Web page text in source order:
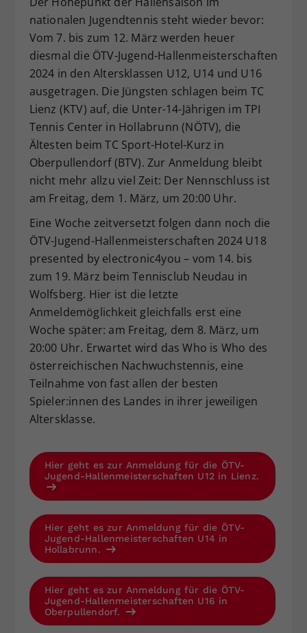
nationalen Jugendtennis steht wieder bevor:
Vom 7. bis zum 12. März werden heuer
diesmal die ÖTV-Jugend-Hallenmeisterschaften
2024 in den Altersklassen U12, U14 und U16
ausgetragen. Die Jüngsten schlagen beim TC
Lienz (KTV) auf, die Unter-14-Jährigen im TPI
Tennis Center in Hollabrunn (NÖTV), die
Ältesten beim TC Sport-Hotel-Kurz in
Oberpullendorf (BTV). Zur Anmeldung bleibt
nicht mehr allzu viel Zeit: Der Nennschluss ist
am Freitag, dem 1. März, um 20:00 Uhr.
Eine Woche zeitversetzt folgen dann noch die
ÖTV-Jugend-Hallenmeisterschaften 2024 U18
presented by electronic4you – vom 14. bis
zum 19. März beim Tennisclub Neudau in
Wolfsberg. Hier ist die letzte
Anmeldemöglichkeit gleichfalls erst eine
Woche später: am Freitag, dem 8. März, um
20:00 Uhr. Erwartet wird das Who is Who des
österreichischen Nachwuchstennis, eine
Teilnahme von fast allen der besten
Spieler:innen des Landes in ihrer jeweiligen
Altersklasse.
Hier geht es zur Anmeldung für die ÖTV-
Jugend-Hallenmeisterschaften U12 in Lienz.
Hier geht es zur Anmeldung für die ÖTV-
Jugend-Hallenmeisterschaften U14 in
Hollabrunn.
Hier geht es zur Anmeldung für die ÖTV-
Jugend-Hallenmeisterschaften U16 in
Oberpullendorf.
Zweck
Dieser Wert speichert Ihre Consent-
Einstellungen. Unter anderem eine
zufällig generierte ID, für die
historische Speicherung Ihrer
vorgenommen Einstellungen, falls der
Webseiten-Betreiber dies eingestellt
hat.